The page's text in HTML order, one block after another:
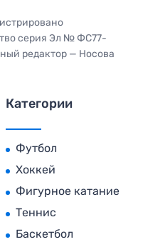
серия Эл № ФС77-
редактор — Носова
Категории
Футбол
Хоккей
Фигурное катание
Теннис
Баскетбол